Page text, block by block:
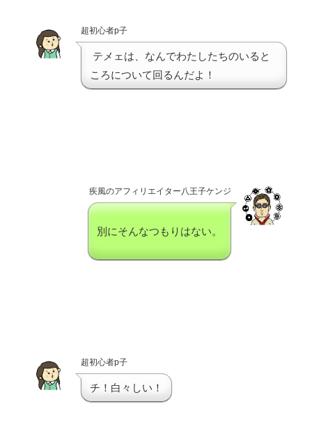
超初心者p子
テメェは、なんでわたしたちのいると
ころについて回るんだよ！
疾風のアフィリエイター八王子ケンジ
別にそんなつもりはない。
超初心者p子
チ！白々しい！